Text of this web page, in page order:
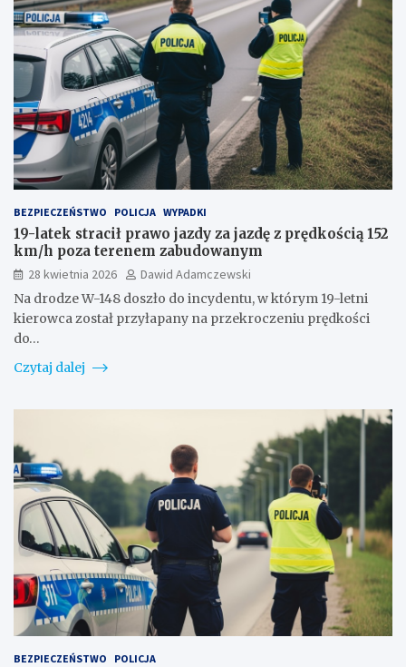
BEZPIECZEŃSTWO POLICJA WYPADKI
19-latek stracił prawo jazdy za jazdę z prędkością 152
km/h poza terenem zabudowanym
28 kwietnia 2026
Dawid Adamczewski
Na drodze W-148 doszło do incydentu, w którym 19-letni
kierowca został przyłapany na przekroczeniu prędkości
do…
Czytaj dalej
BEZPIECZEŃSTWO POLICJA